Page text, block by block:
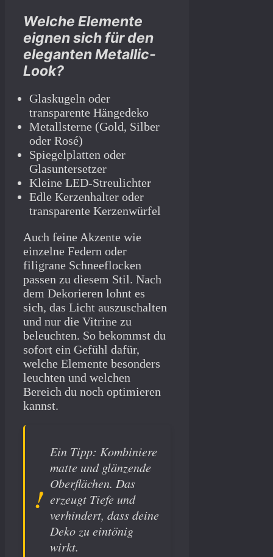
Welche Elemente
eignen sich für den
eleganten Metallic-
Look?
Glaskugeln oder
transparente Hängedeko
Metallsterne (Gold, Silber
oder Rosé)
Spiegelplatten oder
Glasuntersetzer
Kleine LED-Streulichter
Edle Kerzenhalter oder
transparente Kerzenwürfel
Auch feine Akzente wie
einzelne Federn oder
filigrane Schneeflocken
passen zu diesem Stil. Nach
dem Dekorieren lohnt es
sich, das Licht auszuschalten
und nur die Vitrine zu
beleuchten. So bekommst du
sofort ein Gefühl dafür,
welche Elemente besonders
leuchten und welchen
Bereich du noch optimieren
kannst.
Ein Tipp: Kombiniere
matte und glänzende
Oberflächen. Das
erzeugt Tiefe und
verhindert, dass deine
Deko zu eintönig
wirkt.